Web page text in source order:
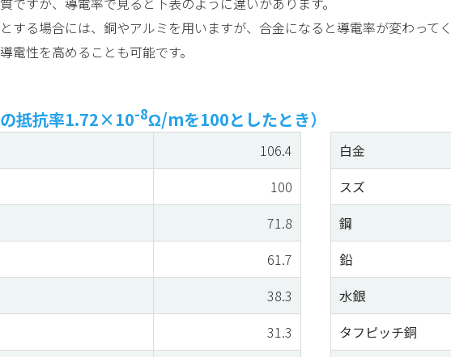
する場合には、銅やアルミを用いますが、合金になると導電率が変わって
電性を高めることも可能です。
の抵抗率1.72×10-8Ω/mを100としたとき）
106.4
100
71.8
61.7
38.3
31.3
白金
スズ
鋼
鉛
水銀
タフピッチ銅